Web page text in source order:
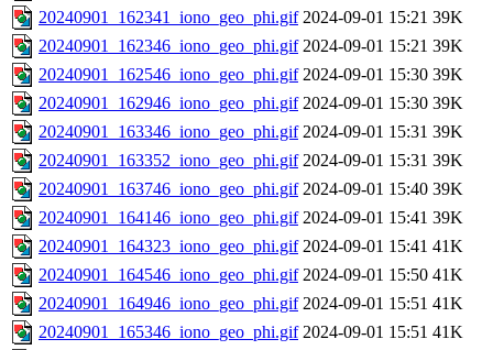
20240901_162341_iono_geo_phi.gif 2024-09-01 15:21 39K
20240901_162346_iono_geo_phi.gif 2024-09-01 15:21 39K
20240901_162546_iono_geo_phi.gif 2024-09-01 15:30 39K
20240901_162946_iono_geo_phi.gif 2024-09-01 15:30 39K
20240901_163346_iono_geo_phi.gif 2024-09-01 15:31 39K
20240901_163352_iono_geo_phi.gif 2024-09-01 15:31 39K
20240901_163746_iono_geo_phi.gif 2024-09-01 15:40 39K
20240901_164146_iono_geo_phi.gif 2024-09-01 15:41 39K
20240901_164323_iono_geo_phi.gif 2024-09-01 15:41 41K
20240901_164546_iono_geo_phi.gif 2024-09-01 15:50 41K
20240901_164946_iono_geo_phi.gif 2024-09-01 15:51 41K
20240901_165346_iono_geo_phi.gif 2024-09-01 15:51 41K